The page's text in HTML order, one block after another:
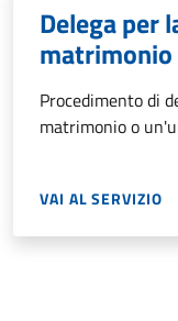
Delega per
Procedimento di
matrimonio o
VAI AL SERVIZIO